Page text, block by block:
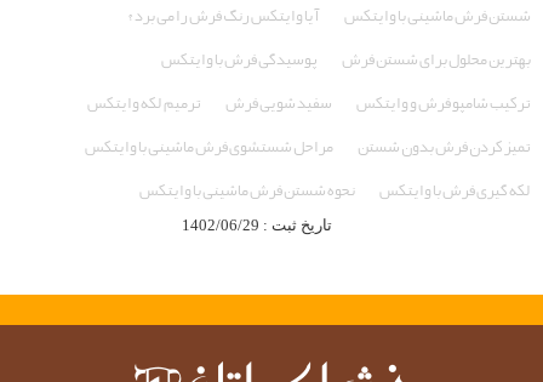
شستن فرش ماشینی با وایتکس آیا وایتکس رنگ فرش را می برد؟
بهترین محلول برای شستن فرش پوسیدگی فرش با وایتکس
ترکیب شامپو فرش و وایتکس سفید شویی فرش ترمیم لکه وایتکس
تميز كردن فرش بدون شستن مراحل شستشوی فرش ماشینی با وایتکس
لکه گیری فرش با وایتکس نحوه شستن فرش ماشینی با وایتکس
تاریخ ثبت : 1402/06/29